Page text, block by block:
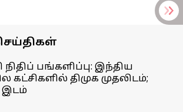
நிதிப் பங்களிப்பு: இந்திய
கட்சிகளில் திமுக முதலிடம்;
இடம்